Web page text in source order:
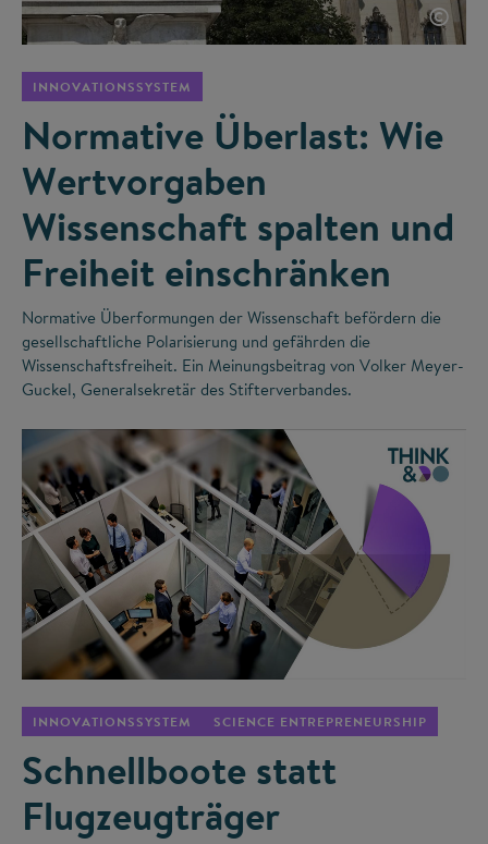
©
INNOVATIONSSYSTEM
Normative Überlast: Wie
Wertvorgaben
Wissenschaft spalten und
Freiheit einschränken
Normative Überformungen der Wissenschaft befördern die
gesellschaftliche Polarisierung und gefährden die
Wissenschaftsfreiheit. Ein Meinungsbeitrag von Volker Meyer-
Guckel, Generalsekretär des Stifterverbandes.
INNOVATIONSSYSTEM SCIENCE ENTREPRENEURSHIP
Schnellboote statt
Flugzeugträger